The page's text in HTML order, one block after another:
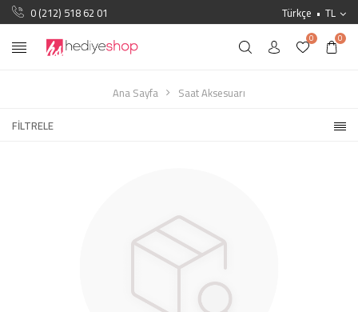
0 (212) 518 62 01 Türkçe TL
0 0
Ana Sayfa
Saat Aksesuarı
FILTRELE